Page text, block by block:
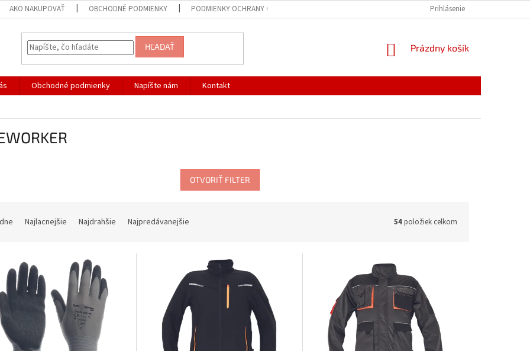
AKO NAKUPOVAŤ OBCHODNÉ PODMIENKY PODMIENKY OCHRANY OSOBNÝCH ÚDAJOV Prihlásenie
HĽADAŤ
NÁKUPNÝ
Prázdny košík
Obchodné podmienky Napíšte nám
Kontakt
OTVORIŤ FILTER
Najlacnejšie Najdrahšie Najpredávanejšie 54položiek celkom